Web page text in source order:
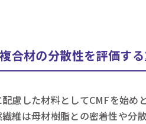
合材の分散性を評価す
慮した材料としてCMFを始め
維は母材樹脂との密着性や分